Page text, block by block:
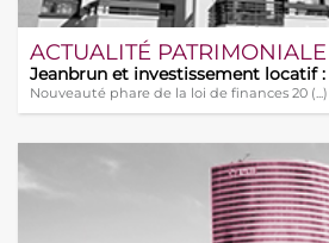
ACTUALITÉ
Jeanbrun et investissement locatif
bailleur privé
Nouveauté phare de la loi de finances 20 (...)